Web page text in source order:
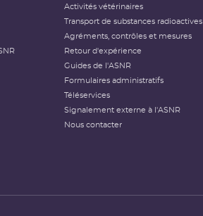
Activités vétérinaires
Transport de substances radioactives
Agréments, contrôles et mesures
Retour d'expérience
Guides de l'ASNR
Formulaires administratifs
Téléservices
Signalement externe à l'ASNR
Nous contacter